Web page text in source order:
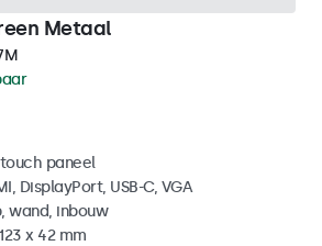
Metaal
paneel
DisplayPort, USB-C, VGA
wand, inbouw
x 42 mm